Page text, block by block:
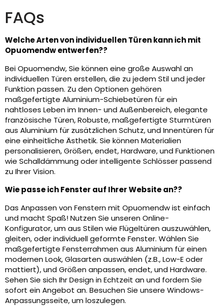
FAQs
Welche Arten von individuellen Türen kann ich mit
Opuomendw entwerfen??
Bei Opuomendw, Sie können eine große Auswahl an
individuellen Türen erstellen, die zu jedem Stil und jeder
Funktion passen. Zu den Optionen gehören
maßgefertigte Aluminium-Schiebetüren für ein
nahtloses Leben im Innen- und Außenbereich, elegante
französische Türen, Robuste, maßgefertigte Sturmtüren
aus Aluminium für zusätzlichen Schutz, und Innentüren für
eine einheitliche Ästhetik. Sie können Materialien
personalisieren, Größen, endet, Hardware, und Funktionen
wie Schalldämmung oder intelligente Schlösser passend
zu Ihrer Vision.
Wie passe ich Fenster auf Ihrer Website an??
Das Anpassen von Fenstern mit Opuomendw ist einfach
und macht Spaß! Nutzen Sie unseren Online-
Konfigurator, um aus Stilen wie Flügeltüren auszuwählen,
gleiten, oder individuell geformte Fenster. Wählen Sie
maßgefertigte Fensterrahmen aus Aluminium für einen
modernen Look, Glasarten auswählen (z.B., Low-E oder
mattiert), und Größen anpassen, endet, und Hardware.
Sehen Sie sich Ihr Design in Echtzeit an und fordern Sie
sofort ein Angebot an. Besuchen Sie unsere Windows-
Anpassungsseite, um loszulegen.